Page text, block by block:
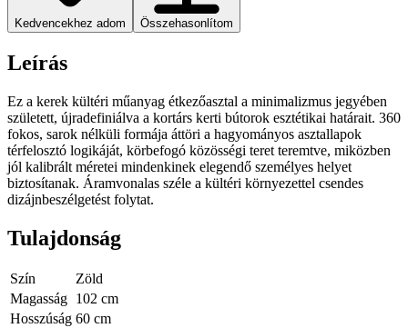
Kedvencekhez adom Összehasonlítom
Leírás
Ez a kerek kültéri műanyag étkezőasztal a minimalizmus jegyében
született, újradefiniálva a kortárs kerti bútorok esztétikai határait. 360
fokos, sarok nélküli formája áttöri a hagyományos asztallapok
térfelosztó logikáját, körbefogó közösségi teret teremtve, miközben
jól kalibrált méretei mindenkinek elegendő személyes helyet
biztosítanak. Áramvonalas széle a kültéri környezettel csendes
dizájnbeszélgetést folytat.
Tulajdonság
Szín
Zöld
Magasság 102 cm
Hosszúság 60 cm